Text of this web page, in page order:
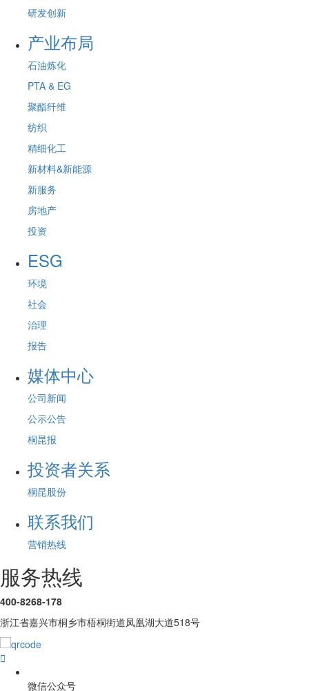
研发创新
产业布局
石油炼化
PTA & EG
聚酯纤维
纺织
精细化工
新材料&新能源
新服务
房地产
投资
ESG
环境
社会
治理
报告
媒体中心
公司新闻
公示公告
桐昆报
投资者关系
桐昆股份
联系我们
营销热线
服务热线
400-8268-178
浙江省嘉兴市桐乡市梧桐街道凤凰湖大道518号

微信公众号